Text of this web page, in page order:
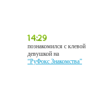
познакомился с клевой
девушкой на
“РуФокс Знакомства”